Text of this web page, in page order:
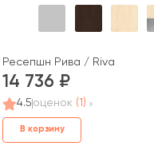
Ресепшн Рива / Riva
14 736
4.5 оценок (1)
В корзину